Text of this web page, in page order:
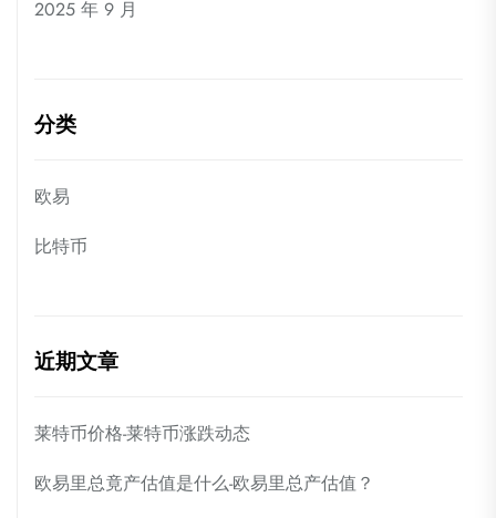
2025 年 9 月
分类
欧易
比特币
近期文章
莱特币价格-莱特币涨跌动态
欧易里总竟产估值是什么-欧易里总产估值？